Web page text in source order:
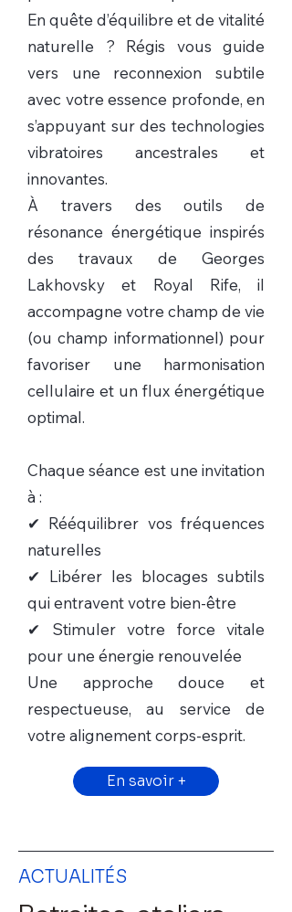
En quête d’équilibre et de vitalité
naturelle ? Régis vous guide
vers une reconnexion subtile
avec votre essence profonde, en
s’appuyant sur des technologies
vibratoires ancestrales et
innovantes.
À travers des outils de
résonance énergétique inspirés
des travaux de Georges
Lakhovsky et Royal Rife, il
accompagne votre champ de vie
(ou champ informationnel) pour
favoriser une harmonisation
cellulaire et un flux énergétique
optimal.
Chaque séance est une invitation
à :
✔ Rééquilibrer vos fréquences
naturelles
✔ Libérer les blocages subtils
qui entravent votre bien-être
✔ Stimuler votre force vitale
pour une énergie renouvelée
Une approche douce et
respectueuse, au service de
votre alignement corps-esprit.
En savoir +
ACTUALITÉS